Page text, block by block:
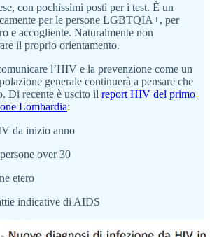
con pochissimi posti per i test. È un
per le persone LGBTQIA+, per
e accogliente. Naturalmente non
il proprio orientamento.
l’HIV e la prevenzione come un
generale continuerà a pensare che
Di recente è uscito il report HIV del primo
Lombardia:
da inizio anno
over 30
etero
indicative di AIDS